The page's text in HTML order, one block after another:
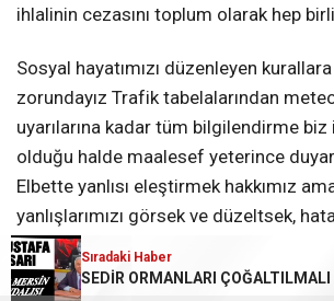
ihlalinin cezasını toplum olarak hep
Sosyal hayatımızı düzenleyen
zorundayız Trafik tabelalarından
uyarılarına kadar tüm bilgilendirme
olduğu halde maalesef yeterince
Elbette yanlısı eleştirmek hakkımız
yanlışlarımızı görsek ve düzeltsek,
risklerimiz daha da azalır.
Sıradaki Haber
SEDİR ORMANLARI ÇOĞALTILMALI